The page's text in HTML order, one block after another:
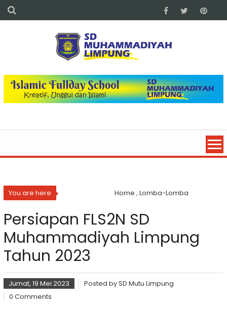
You are here Home ,Lomba-Lomba
Persiapan FLS2N SD
Muhammadiyah Limpung
Tahun 2023
Jumat, 19 Mei 2023 Posted bySD Mutu Limpung
0 Comments